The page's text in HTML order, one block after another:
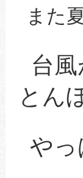
また
台風
とん
やっ